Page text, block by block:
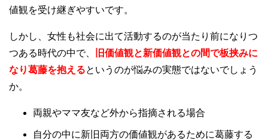
値観を受け継ぎやすいです。
しかし、女性も社会に出て活動するのが当たり前になりつ
つある時代の中で、
旧価値観と新価値観との間で板挟みに
なり葛藤を抱えるというのが悩みの実態ではないでしょう
か。
両親やママ友など外から指摘される場合
自分の中に新旧両方の価値観があるために葛藤する